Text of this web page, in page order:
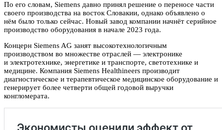
По его словам, Siemens давно принял решение о переносе части
своего производства на восток Словакии, однако объявлено о
нём было только сейчас. Новый завод компании начнёт серийное
производство оборудования в начале 2023 года.
Концерн Siemens AG занят высокотехнологичным
производством во множестве отраслей — электронике
и электротехнике, энергетике и транспорте, светотехнике и
медицине. Компания Siemens Healthineers производит
диагностическое и терапевтическое медицинское оборудование и
генерирует более четверти общей годовой выручки
конгломерата.